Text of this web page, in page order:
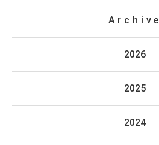
Archive
2026
2025
2024